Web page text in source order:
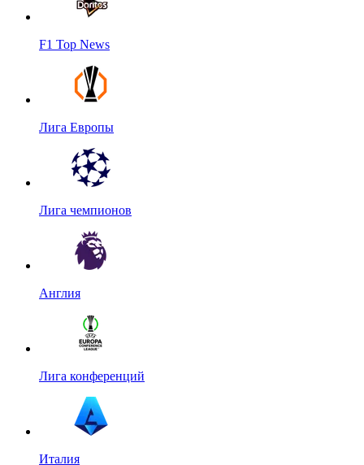
F1 Top News
Лига Европы
Лига чемпионов
Англия
Лига конференций
Италия